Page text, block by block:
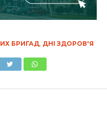
БРИГАД, ДНІ ЗДОРОВ'Я